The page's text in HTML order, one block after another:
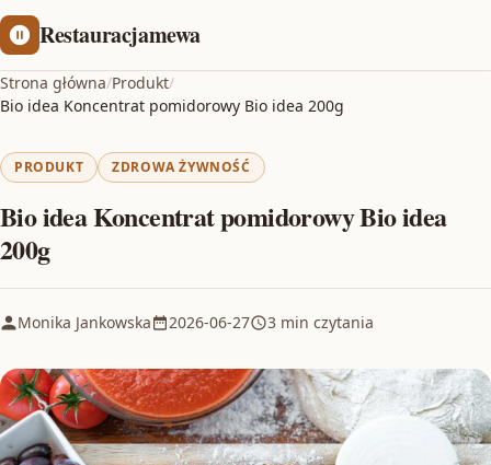
Restauracjamewa
Strona główna/Produkt/
Bio idea Koncentrat pomidorowy Bio idea 200g
PRODUKT ZDROWA ŻYWNOŚĆ
Bio idea Koncentrat pomidorowy Bio idea
200g
Monika Jankowska 2026-06-27 3 min czytania